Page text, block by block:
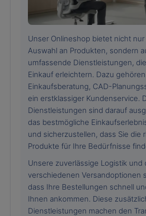
Unser Onlineshop bietet nicht
Auswahl an Produkten, sondern
umfassende Dienstleistungen,
Einkauf erleichtern. Dazu
Einkaufsberatung, CAD-
ein erstklassiger Kundenservice.
Dienstleistungen sind darauf
das bestmögliche
und sicherzustellen, dass Sie die
Produkte für Ihre Bedürfnisse
Unsere zuverlässige Logistik und
verschiedenen Versandoptionen
dass Ihre Bestellungen schnell
Ihnen ankommen. Diese
Dienstleistungen machen den